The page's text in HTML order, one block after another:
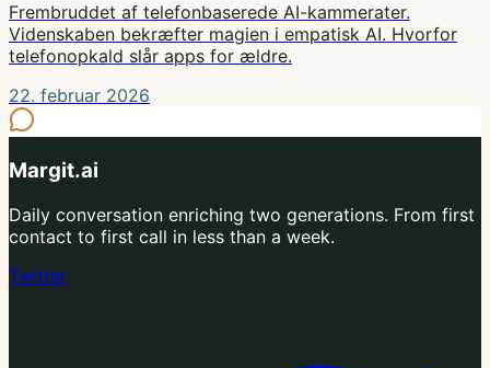
Frembruddet af telefonbaserede AI-kammerater.
Videnskaben bekræfter magien i empatisk AI. Hvorfor
telefonopkald slår apps for ældre.
22. februar 2026
Margit.ai
Daily conversation enriching two generations. From first
contact to first call in less than a week.
Twitter